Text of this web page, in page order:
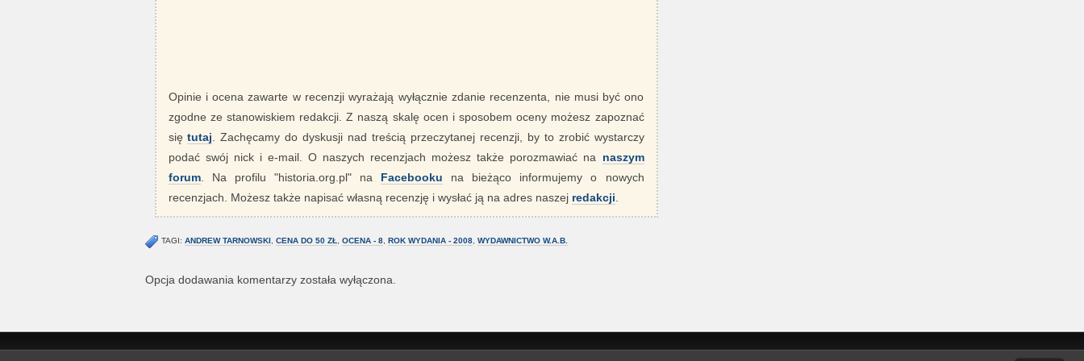
Opinie i ocena zawarte w recenzji wyrażają wyłącznie zdanie recenzenta, nie musi być ono
zgodne ze stanowiskiem redakcji. Z naszą skalę ocen i sposobem oceny możesz zapoznać
siętutaj . Zachęcamy do dyskusji nad treścią przeczytanej recenzji, by to zrobić wystarczy
podać swój nick i e-mail. O naszych recenzjach możesz także porozmawiać na naszym
forum. Na profilu "historia.org.pl" na Facebooku na bieżąco informujemy o nowych
recenzjach. Możesz także napisać własną recenzję i wysłać ją na adres naszej redakcji
TAGI: ANDREW TARNOWSKI, CENA DO 50 ZŁ OCENA - 8, ROK WYDANIA - 2008, WYDAWNICTWO W.A.B.
Opcja dodawania komentarzy została wyłączona.